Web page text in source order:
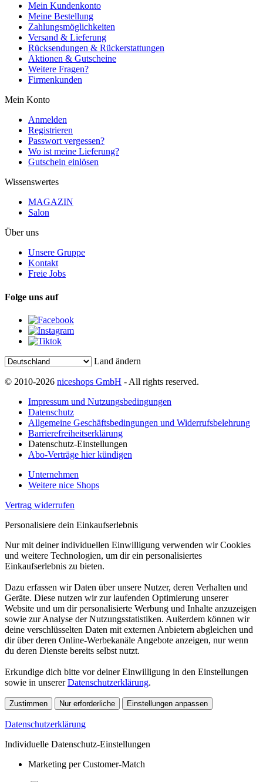
Mein Kundenkonto
Meine Bestellung
Zahlungsmöglichkeiten
Versand & Lieferung
Rücksendungen & Rückerstattungen
Aktionen & Gutscheine
Weitere Fragen?
Firmenkunden
Mein Konto
Anmelden
Registrieren
Passwort vergessen?
Wo ist meine Lieferung?
Gutschein einlösen
Wissenswertes
MAGAZIN
Salon
Über uns
Unsere Gruppe
Kontakt
Freie Jobs
Folge uns auf
Land ändern
© 2010-2026 niceshops GmbH - All rights reserved.
Impressum und Nutzungsbedingungen
Datenschutz
Allgemeine Geschäftsbedingungen und Widerrufsbelehrung
Barrierefreiheitserklärung
Datenschutz-Einstellungen
Abo-Verträge hier kündigen
Unternehmen
Weitere nice Shops
Vertrag widerrufen
Personalisiere dein Einkaufserlebnis
Nur mit deiner individuellen Einwilligung verwenden wir Cookies
und weitere Technologien, um dir ein personalisiertes
Einkaufserlebnis zu bieten.
Dazu erfassen wir Daten über unsere Nutzer, deren Verhalten und
Geräte. Diese nutzen wir zur laufenden Optimierung unserer
Website und um dir personalisierte Werbung und Inhalte anzuzeigen
sowie zur Analyse der Nutzungsstatistiken. Außerdem können wir
deine verschlüsselten Daten mit externen Anbietern abgleichen und
dir über deren Online-Werbekanäle Angebote anzeigen, nur wenn
du deren Dienste bereits selbst nutzt.
Erkundige dich bitte vor deiner Einwilligung in den Einstellungen
sowie in unsererDatenschutzerklärung.
Zustimmen Nur erforderliche Einstellungen anpassen
Datenschutzerklärung
Individuelle Datenschutz-Einstellungen
Marketing per Customer-Match